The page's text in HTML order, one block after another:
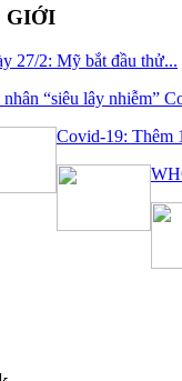
GIỚI
27/2: Mỹ bắt đầu thử...
“siêu lây nhiễm”
Covid-19: Thêm